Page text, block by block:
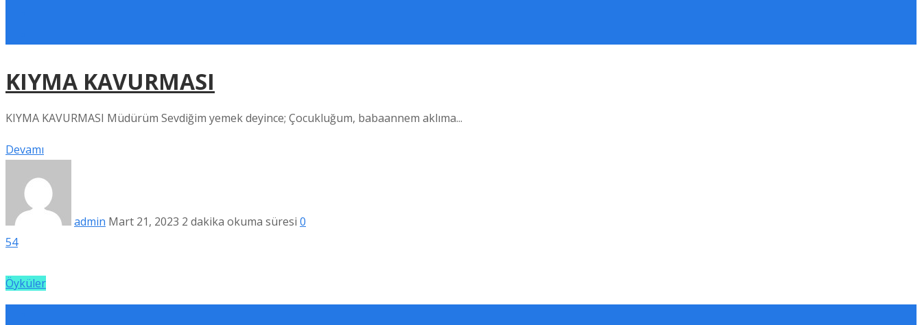
KIYMA KAVURMASI
KIYMA KAVURMASI Müdürüm Sevdiğim yemek deyince; Çocukluğum, babaannem aklıma...
Devamı
admin Mart 21, 2023 2 dakika okuma süresi 0
54
Öyküler